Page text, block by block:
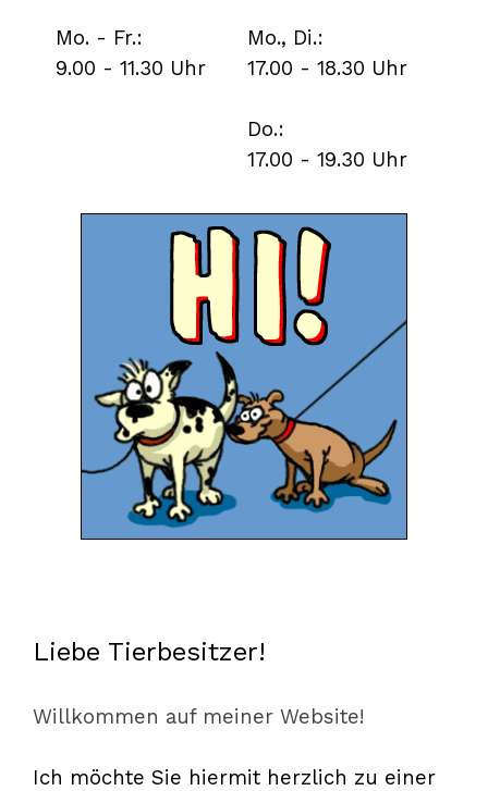
Mo. - Fr.:
9.00 - 11.30 Uhr
Mo., Di.:
17.00 - 18.30 Uhr
Do.:
17.00 - 19.30 Uhr
Liebe Tierbesitzer!
Willkommen auf meiner Website!
Ich möchte Sie hiermit herzlich zu einer